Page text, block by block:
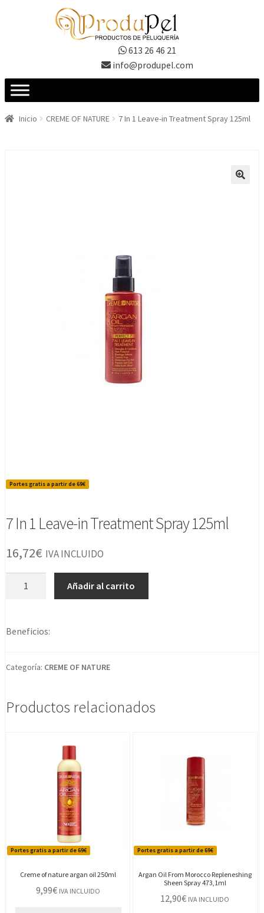
613 26 46 21
info@produpel.com
Inicio CREME OF NATURE 7 In 1 Leave-in Treatment Spray 125ml
Portes gratis a partir de 69€
7 In 1 Leave-in Treatment Spray 125ml
16,72€ IVA INCLUIDO
in
Spray
Añadir al carrito
Beneficios:
Categoría: CREME OF NATURE
Productos relacionados
Portes gratis a partir de 69€
Creme of nature argan oil 250ml
9,99€ IVA INCLUIDO
Portes gratis a partir de 69€
Argan Oil From Morocco Repleneshing
Sheen Spray 473,1ml
12,90€ IVA INCLUIDO